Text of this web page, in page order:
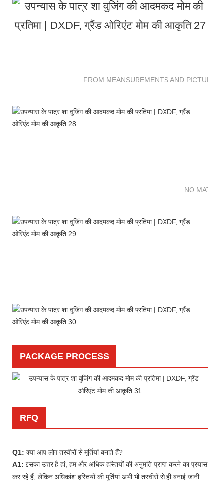
FROM MEANSUREMENTS AND
NO
PACKAGE PROCESS
RFQ
Q1: क्या आप लोग तस्वीरों से मूर्तियां बनाते हैं?
A1: इसका उत्तर है हां, हम और अधिक हस्तियों की अनुमति प्राप्त करने का प्रयास
कर रहे हैं, लेकिन अधिकांश हस्तियों की मूर्तियां अभी भी तस्वीरों से ही बनाई जानी